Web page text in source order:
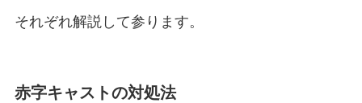
それぞれ解説して参ります。
赤字キャストの対処法